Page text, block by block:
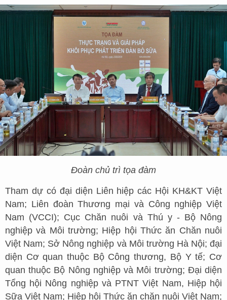
Đoàn chủ trì tọa đàm
Tham dự có đại diện Liên hiệp các Hội KH&KT Việt
Nam; Liên đoàn Thương mại và Công nghiệp Việt
Nam (VCCI); Cục Chăn nuôi và Thú y - Bộ Nông
nghiệp và Môi trường; Hiệp hội Thức ăn Chăn nuôi
Việt Nam; Sở Nông nghiệp và Môi trường Hà Nội; đại
diện Cơ quan thuộc Bộ Công thương, Bộ Y tế; Cơ
quan thuộc Bộ Nông nghiệp và Môi trường; Đại diện
Tổng hội Nông nghiệp và PTNT Việt Nam, Hiệp hội
Sữa Việt Nam; Hiệp hội Thức ăn chăn nuôi Việt Nam;